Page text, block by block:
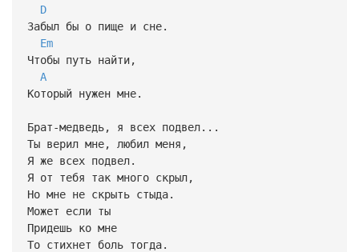
D
Забыл бы о пище и сне.
Em
Чтобы путь найти,
A
Который нужен мне.
Брат-медведь, я всех подвел...
Ты верил мне, любил меня,
Я же всех подвел.
Я от тебя так много скрыл,
Но мне не скрыть стыда.
Может если ты
Придешь ко мне
То стихнет боль тогда.